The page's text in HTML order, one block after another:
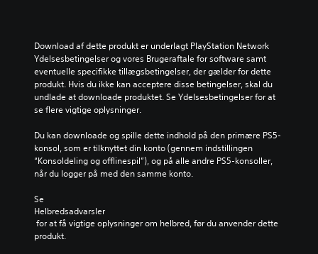
Download af dette produkt er underlagt PlayStation Network
Ydelsesbetingelser og vores Brugeraftale for software samt
eventuelle specifikke tillægsbetingelser, der gælder for dette
produkt. Hvis du ikke kan acceptere disse betingelser, skal du
undlade at downloade produktet. Se Ydelsesbetingelser for at
se flere vigtige oplysninger.
Du kan downloade og spille dette indhold på den primære PS5-
konsol, som er tilknyttet din konto (gennem indstillingen
“Konsoldeling og offlinespil”), og på alle andre PS5-konsoller,
når du logger på med den samme konto.
Se
Helbredsadvarsler
produkt.